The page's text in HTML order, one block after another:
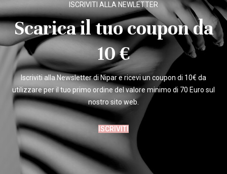
ISCRIVITI ALLA NEWLETTER
Scarica il tuo coupon da
10 €
Iscriviti alla Newsletter di Nipar e ricevi un coupon di 10€ da
utilizzare per il tuo primo ordine del valore minimo di 70 Euro sul
nostro sito web.
ISCRIVITI